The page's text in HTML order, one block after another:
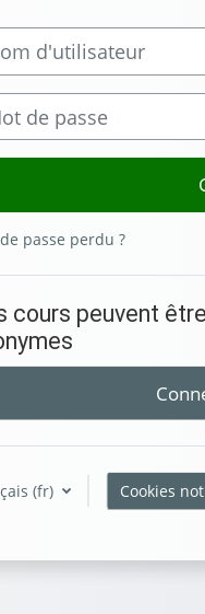
passe perdu ?
cours peuvent
‎(fr)‎ Cookies